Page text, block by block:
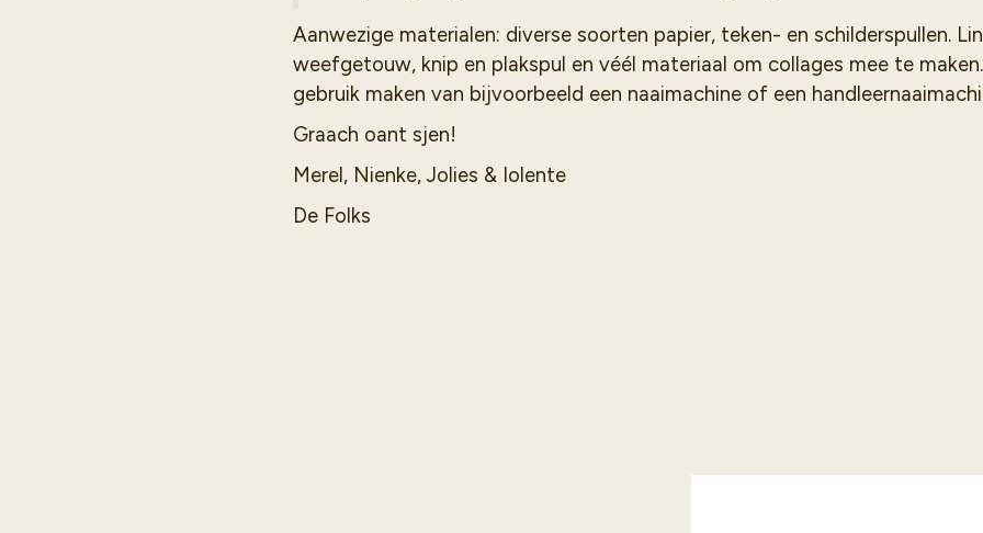
Aanwezige materialen: diverse soorten papier, teken- en schilderspullen.
weefgetouw, knip en plakspul en véél materiaal om collages mee te
gebruik maken van bijvoorbeeld een naaimachine of een
Graach oant sjen!
Merel, Nienke, Jolies & Iolente
De Folks